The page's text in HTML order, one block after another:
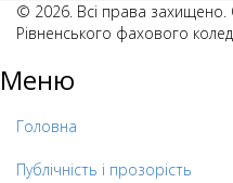
© 2026. Всі права захищено.
Рівненського фахового
Меню
Головна
Публічність і прозорість